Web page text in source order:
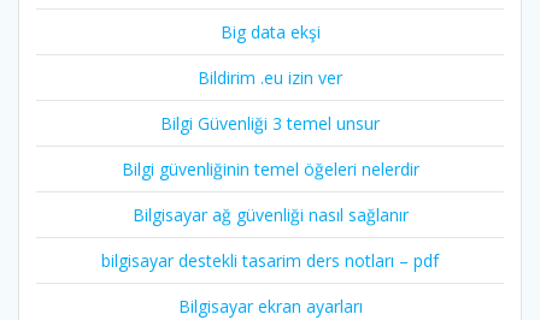
Big data ekşi
Bildirim .eu izin ver
Bilgi Güvenliği 3 temel unsur
Bilgi güvenliğinin temel öğeleri nelerdir
Bilgisayar ağ güvenliği nasıl sağlanır
bilgisayar destekli tasarim ders notları – pdf
Bilgisayar ekran ayarları